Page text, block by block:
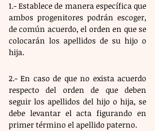
1.- Establece de manera específica que
ambos progenitores podrán escoger,
de común acuerdo, el orden en que se
colocarán los apellidos de su hijo o
hija.
2.- En caso de que no exista acuerdo
respecto del orden de que deben
seguir los apellidos del hijo o hija, se
debe levantar el acta figurando en
primer término el apellido paterno.